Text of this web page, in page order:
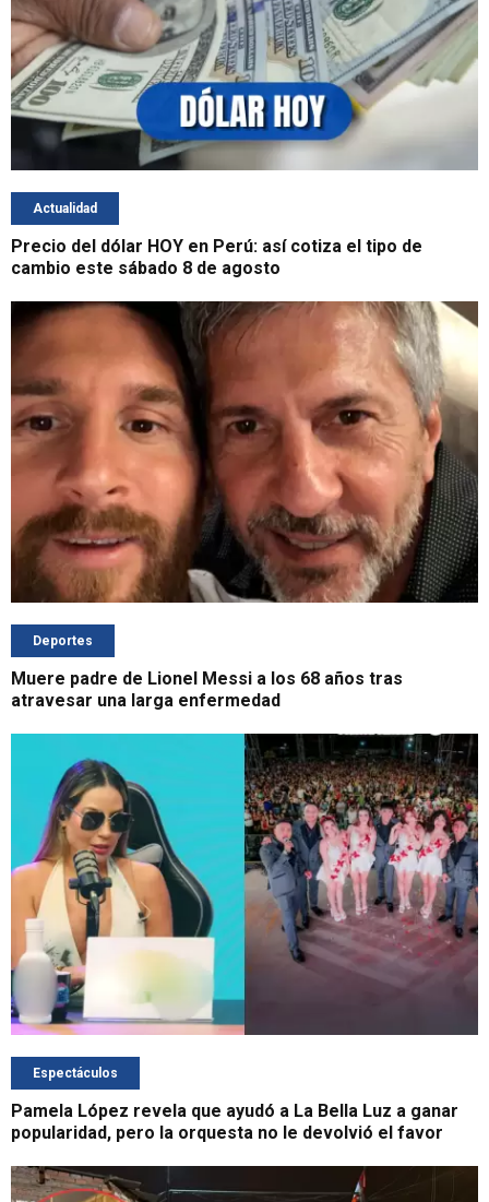
Actualidad
Precio del dólar HOY en Perú: así cotiza el tipo de
cambio este sábado 8 de agosto
Deportes
Muere padre de Lionel Messi a los 68 años tras
atravesar una larga enfermedad
Espectáculos
Pamela López revela que ayudó a La Bella Luz a ganar
popularidad, pero la orquesta no le devolvió el favor